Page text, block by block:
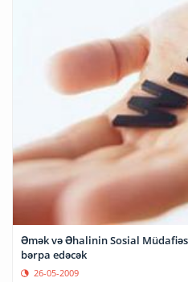
Əmək və Əhalinin Sosial
bərpa edəcək
26-05-2009